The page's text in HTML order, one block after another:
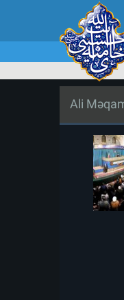
Ali